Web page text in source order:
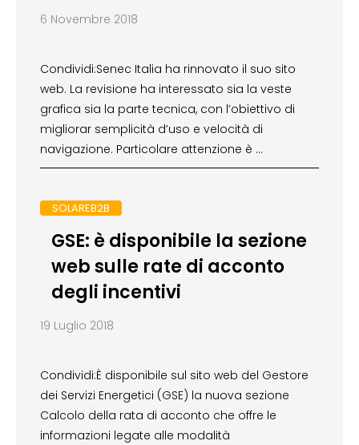
6 Novembre 2018
Condividi:Senec Italia ha rinnovato il suo sito
web. La revisione ha interessato sia la veste
grafica sia la parte tecnica, con l’obiettivo di
migliorar semplicità d’uso e velocità di
navigazione. Particolare attenzione è …
SOLAREB2B
GSE: è disponibile la sezione
web sulle rate di acconto
degli incentivi
19 Luglio 2018
Condividi:È disponibile sul sito web del Gestore
dei Servizi Energetici (GSE) la nuova sezione
Calcolo della rata di acconto che offre le
informazioni legate alle modalità